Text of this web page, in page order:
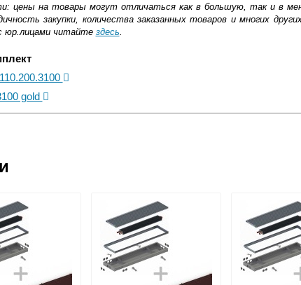
цены на товары могут отличаться как в большую, так и в
закупки, количества заказанных товаров и многих
юр.лицами читайте здесь
gold
области
как при доставке, так и самовывозом
Web-money, Qiwi-кошельки и другие).
НДС)